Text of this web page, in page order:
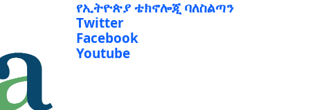
የኢትዮጵያ ቴክኖሎጂ ባለስልጣን
Twitter
Facebook
Youtube